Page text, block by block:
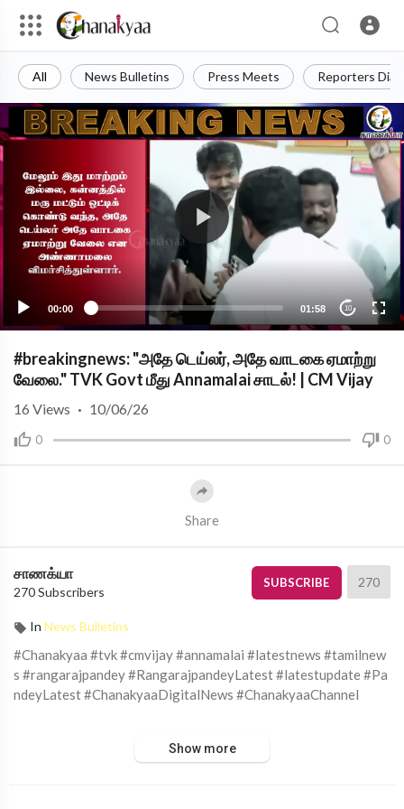
All News Bulletins Press Meets Reporters
00:00 01:58 10
#breakingnews: "அதே டெய்லர், அதே வாடகை ஏமாற்று
வேலை." TVK Govt மீது Annamalai சாடல்! | CM Vijay
0 0
16 Views · 10/06/26
Share
சாணக்யா
270 Subscribers
SUBSCRIBE 270
In News Bulletins
#Chanakyaa #tvk #cmvijay #annamalai #latestnews #tamilnew
s #rangarajpandey #RangarajpandeyLatest #latestupdate #Pa
ndeyLatest #ChanakyaaDigitalNews #ChanakyaaChannel
Show more